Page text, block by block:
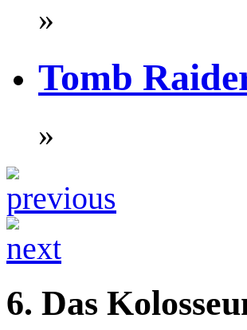
»
Tomb
»
6. Das